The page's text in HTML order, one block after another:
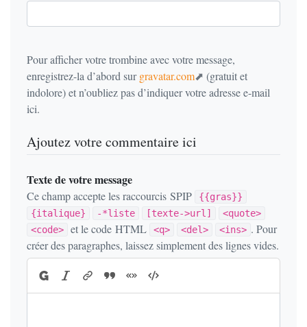
Pour afficher votre trombine avec votre message,
enregistrez-la d’abord surgravatar.com
(gratuit et
indolore) et n’oubliez pas d’indiquer votre adresse e-mail
ici.
Ajoutez votre commentaire ici
Texte de votre message
Ce champ accepte les raccourcis SPIP
{{gras}}
{italique}
-*liste [texte->url]
<quote>
<code>
et le code HTML <q> <del> <ins> . Pour
créer des paragraphes, laissez simplement des lignes vides.